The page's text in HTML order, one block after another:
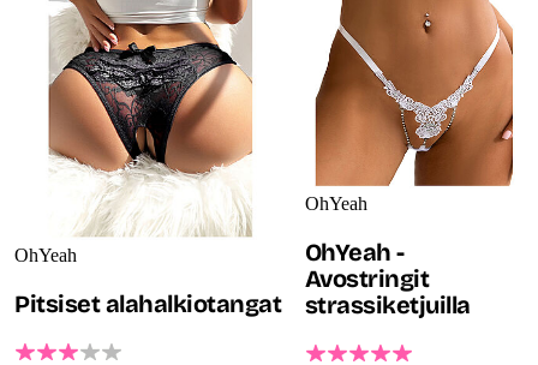
OhYeah
Pitsiset alahalkiotangat
OhYeah
OhYeah -
Avostringit
strassiketjuilla